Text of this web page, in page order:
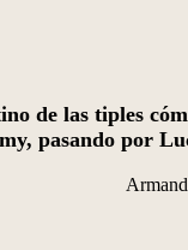
de las tiples
pasando por